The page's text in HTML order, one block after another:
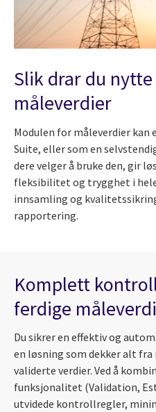
Slik drar du
måleverdier
Modulen for måleverdier kan
Suite, eller som en
dere velger å bruke den, gir
fleksibilitet og trygghet i
innsamling og
rapportering.
Komplett
ferdige
Du sikrer en effektiv og
en løsning som dekker alt
validerte verdier. Ved å
funksjonalitet (Validation,
utvidede kontrollregler,